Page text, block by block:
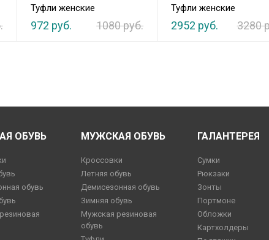
Туфли женские
972 руб. 1080 руб.
Туфли женские
2952 руб. 3280
ОБУВЬ
обувь
МУЖСКАЯ ОБУВЬ
Кроссовки
Летняя обувь
Демисезонная обувь
Зимняя обувь
Мужская резиновая
обувь
ГАЛАНТЕРЕЯ
Сумки
Рюкзаки
Зонты
Портмоне
Обложки
Картхолдеры